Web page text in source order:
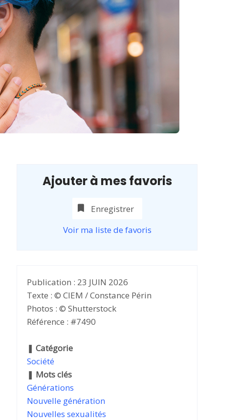
Ajouter à mes favoris
Enregistrer
Voir ma liste de favoris
Publication : 23 JUIN 2026
Texte : © CIEM / Constance Périn
Photos : © Shutterstock
Référence : #7490
❚ Catégorie
Société
❚ Mots clés
Générations
Nouvelle génération
Nouvelles sexualités